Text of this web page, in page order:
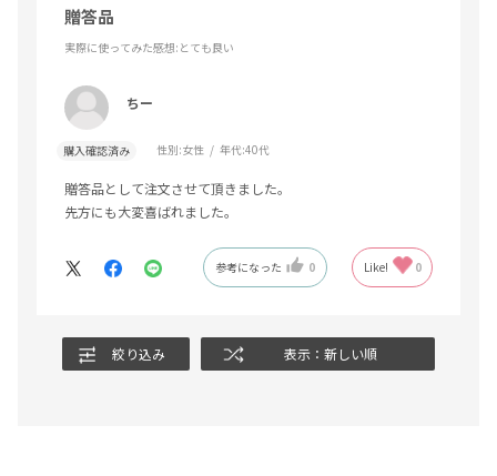
贈答品
実際に使ってみた感想:とても良い
ちー
購入確認済み 性別:女性 年代:40代
贈答品として注文させて頂きました。
先方にも大変喜ばれました。
参考になった 0 Like! 0
絞り込み 表示：新しい順